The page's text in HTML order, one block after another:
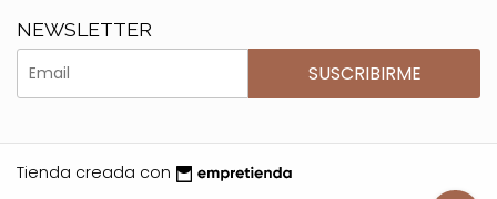
NEWSLETTER
SUSCRIBIRME
Tienda creada con